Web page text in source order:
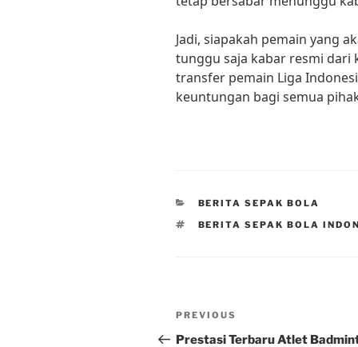
Jadi, siapakah pemain yang
tunggu saja kabar resmi dari
transfer pemain Liga
keuntungan bagi semua
CATEGORIES
BERITA SEPAK BOLA
TAGS
BERITA SEPAK BOLA
Post
navigation
Previous
Post
PREVIOUS
Prestasi Terbaru Atlet